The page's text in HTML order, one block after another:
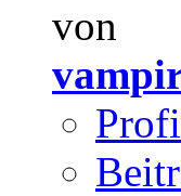
von